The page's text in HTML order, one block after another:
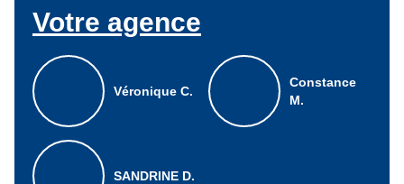
Votre agence
Véronique C.
Constance
M.
SANDRINE D.